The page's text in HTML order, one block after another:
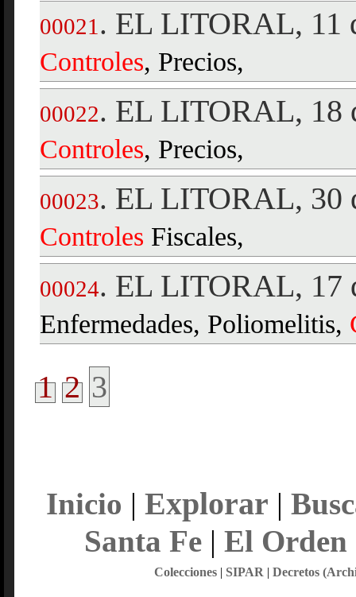
00021 . EL LITORAL, 11
Controles, Precios,
00022. EL LITORAL, 18
Controles, Precios,
00023. EL LITORAL, 30
Controles Fiscales,
00024. EL LITORAL, 17
Enfermedades, Poliomelitis,
1 2 3
Inicio | Explorar |
Santa Fe| El Orden
Colecciones| SIPAR | Decretos